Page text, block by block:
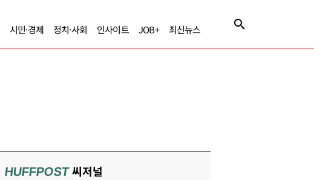
시민·경제 정치·사회 인사이트 JOB+ 최신뉴스
HUFFPOST씨저널